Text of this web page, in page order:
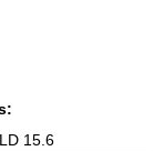
15.6